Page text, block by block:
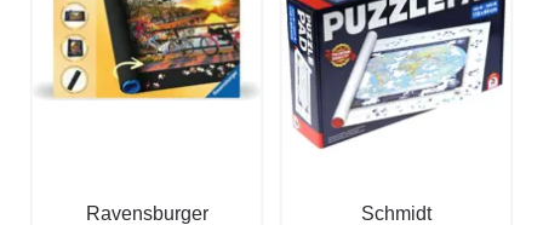
Ravensburger
Schmidt